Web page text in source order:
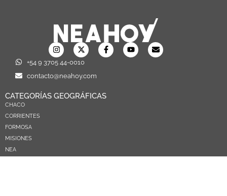
+54 9 3705 44-0010
contacto@neahoy.com
CATEGORÍAS GEOGRÁFICAS
CHACO
CORRIENTES
FORMOSA
MISIONES
NEA